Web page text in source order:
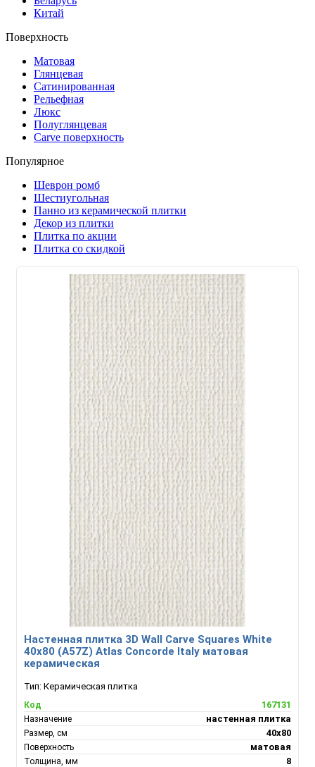
Китай
Поверхность
Матовая
Глянцевая
Сатинированная
Рельефная
Люкс
Полуглянцевая
Carve поверхность
Популярное
Шеврон ромб
Шестиугольная
Панно из керамической плитки
Декор из плитки
Плитка по акции
Плитка со скидкой
Настенная плитка 3D Wall Carve Squares White
40x80 (A57Z) Atlas Concorde Italy матовая
керамическая
Тип: Керамическая плитка
Код 167131
Назначение настенная плитка
Размер, см 40х80
Поверхность матовая
Толщина, мм 8